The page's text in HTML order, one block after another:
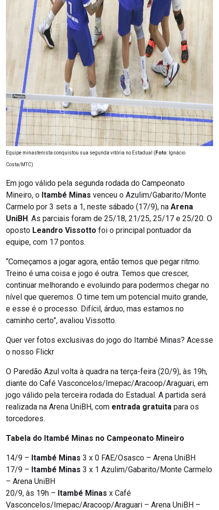
Equipe minastenista conquistou sua segunda vitória no Estadual ( Foto: Ignácio
Costa/MTC)
Em jogo válido pela segunda rodada do Campeonato
Mineiro, o Itambé Minas venceu o Azulim/Gabarito/Monte
Carmelo por 3 sets a 1, neste sábado (17/9), na Arena
UniBH. As parciais foram de 25/18, 21/25, 25/17 e 25/20. O
oposto Leandro Vissotto foi o principal pontuador da
equipe, com 17 pontos.
“Começamos a jogar agora, então temos que pegar ritmo.
Treino é uma coisa e jogo é outra. Temos que crescer,
continuar melhorando e evoluindo para podermos chegar no
nível que queremos. O time tem um potencial muito grande,
e esse é o processo. Difícil, árduo, mas estamos no
caminho certo”, avaliou Vissotto.
Quer ver fotos exclusivas do jogo do Itambé Minas? Acesse
o nosso Flickr
O Paredão Azul volta à quadra na terça-feira (20/9), às 19h,
diante do Café Vasconcelos/Imepac/Aracoop/Araguari, em
jogo válido pela terceira rodada do Estadual. A partida será
realizada na Arena UniBH, com entrada gratuita para os
torcedores.
Tabela do Itambé Minas no Campeonato Mineiro
14/9 – Itambé Minas 3 x 0 FAE/Osasco – Arena UniBH
17/9 – Itambé Minas 3 x 1 Azulim/Gabarito/Monte Carmelo
– Arena UniBH
20/9, às 19h – Itambé Minas x Café
Vasconcelos/Imepac/Aracoop/Araguari – Arena UniBH –